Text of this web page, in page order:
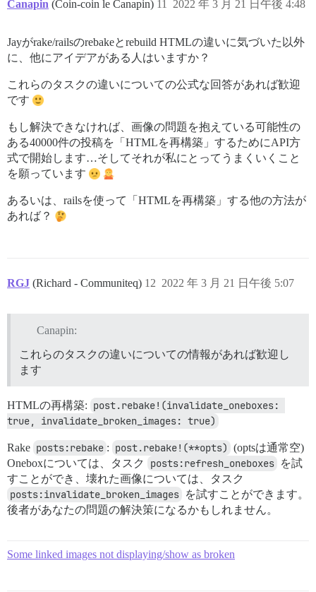
Canapin (Coin-coin le Canapin) 2022 年 3 月 21 日午後 4:48
11
Jayがrake/railsのrebakeとrebuild HTMLの違いに気づいた以外
に、他にアイデアがある人はいますか？
これらのタスクの違いについての公式な回答があれば歓迎
です
もし解決できなければ、画像の問題を抱えている可能性の
ある40000件の投稿を「HTMLを再構築」するためにAPI方
式で開始します…そしてそれが私にとってうまくいくこと
を願っています
あるいは、railsを使って「HTMLを再構築」する他の方法が
あれば？
RGJ (Richard - Communiteq) 2022 年 3 月 21 日午後 5:07
12
Canapin:
これらのタスクの違いについての情報があれば歓迎し
ます
HTMLの再構築: post.rebake!(invalidate_oneboxes:
true, invalidate_broken_images: true)
Rake posts:rebake : post.rebake!(**opts) (optsは通常空)
Oneboxについては、タスク
posts:refresh_oneboxes を試
すことができ、壊れた画像については、タスク
posts:invalidate_broken_images を試すことができます。
後者があなたの問題の解決策になるかもしれません。
Some linked images not displaying/show as broken